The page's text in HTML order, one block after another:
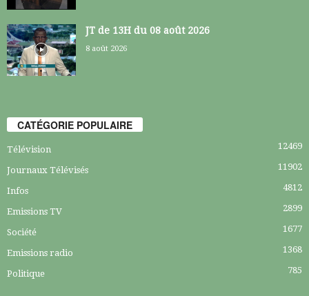
JT de 13H du 08 août 2026
8 août 2026
CATÉGORIE POPULAIRE
Télévision 12469
Journaux Télévisés 11902
Infos 4812
Emissions TV 2899
Société 1677
Emissions radio 1368
Politique 785